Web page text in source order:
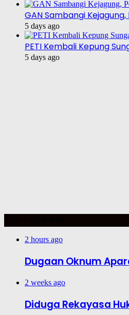
GAN Sambangi
5 days ago
PETI Kembali Kepung
5 days ago
2 hours ago
Dugaan Oknum
2 weeks ago
Diduga Rekayasa